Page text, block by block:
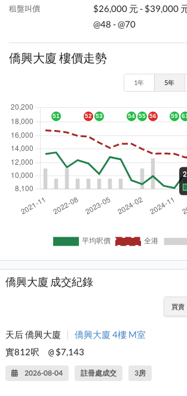
租盤叫價
$26,000 元 - $39,000
@48 - @70
僑興大廈 樓價走勢
1年 5年
僑興大廈 成交紀錄
買賣
天后 僑興大廈 |
僑興大廈 4樓 M室
實812呎
@ $7,143
2026-08-04 註冊處成交 3房